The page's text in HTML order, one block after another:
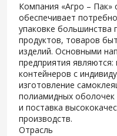
Компания «Агро – Пак»
обеспечивает
упаковке большинства
продуктов, товаров
изделий. Основными
предприятия
контейнеров с
изготовление
полиамидных
и поставка
производств.
Отрасль